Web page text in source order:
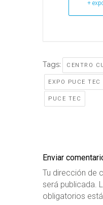
+
Tags: CENTRO
EXPO PUCE TEC
PUCE TEC
Enviar
Tu dirección de
será publicada.
obligatorios